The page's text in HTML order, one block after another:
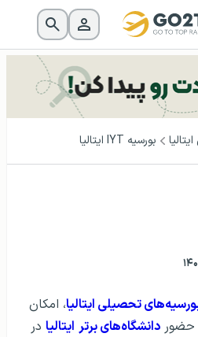
بورسیه IYT ایتالیا
تحصیلی ایتالیا، امکان
حضور دانشگاه‌های برتر ایتالیا در